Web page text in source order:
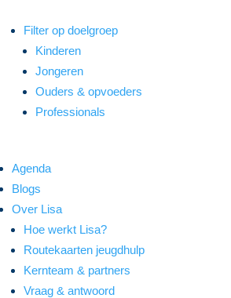
Filter op doelgroep
Kinderen
Jongeren
Ouders & opvoeders
Professionals
Agenda
Blogs
Over Lisa
Hoe werkt Lisa?
Routekaarten jeugdhulp
Kernteam & partners
Vraag & antwoord